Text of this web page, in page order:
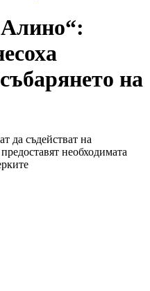
на
да съдействат на
необходимата